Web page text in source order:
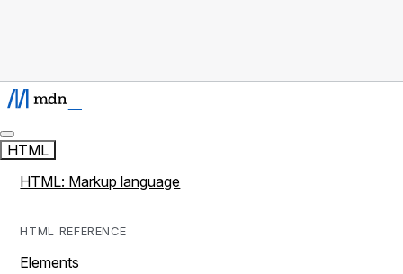
HTML
HTML: Markup language
HTML REFERENCE
Elements